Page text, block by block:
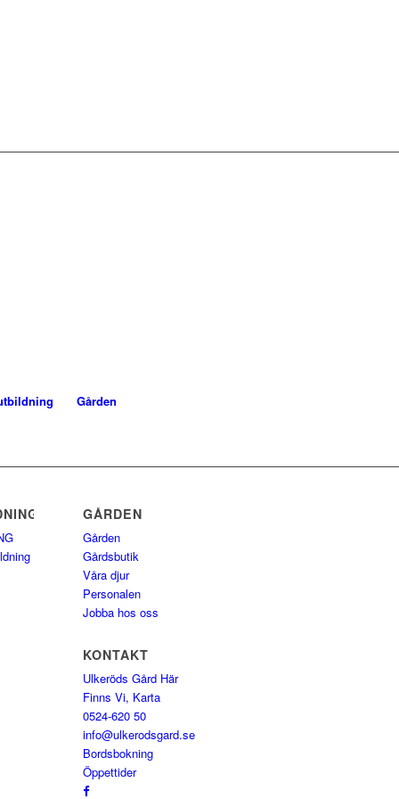
Gården
GÅRDEN
Gården
Gårdsbutik
Våra djur
Personalen
Jobba hos oss
KONTAKT
Ulkeröds Gård Här
Finns Vi, Karta
0524-620 50
info@ulkerodsgard.se
Bordsbokning
Öppettider